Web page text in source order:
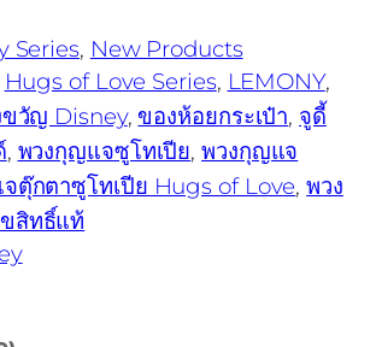
Series, New Products
Hugs of Love Series, LEMONY
วัญ Disney, ของห้อยกระเป๋า, จูดี้
, พวงกุญแจซูโทเปีย, พวงกุญแจ
ตุ๊กตาซูโทเปีย Hugs of Love, พวง
สิทธิ์แท้